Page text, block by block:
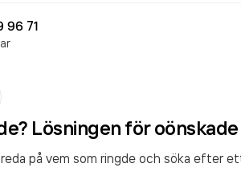
96 71
Lösningen för
på vem som ringde och söka efter